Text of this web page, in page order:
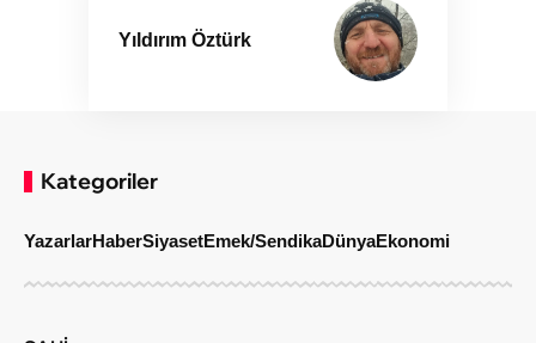
Yıldırım Öztürk
Kategoriler
YazarlarHaberSiyasetEmek/SendikaDünyaEkonomi